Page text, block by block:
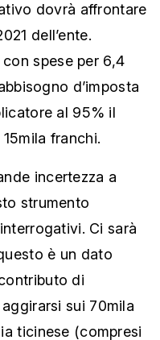
dovrà affrontare
dell’ente.
spese per 6,4
d’imposta
al 95% il
franchi.
incertezza a
strumento
Ci sarà
è un dato
di
sui 70mila
ticinese (compresi